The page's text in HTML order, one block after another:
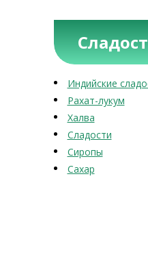
Индийские
Рахат-лукум
Халва
Сладости
Сиропы
Сахар